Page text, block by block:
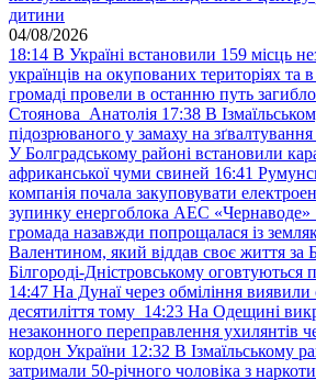
дитини
04/08/2026
18:14 В Україні встановили 159 місць
українців на окупованих територіях та
громаді провели в останню путь
Стоянова Анатолія 17:38 В
підозрюваного у замаху на
У Болградському районі встановили
африканської чуми свиней 16:41
компанія почала закуповувати
зупинку енергоблока АЕС «Чернаводе»
громада назавжди попрощалася із
Валентином, який віддав своє життя за
Білгороді-Дністровському оговтуються
14:47 На Дунаї через обміління
десятиліття тому 14:23 На Одещині
незаконного переправлення ухилянтів
кордон України 12:32 В Ізмаїльському
затримали 50-річного чоловіка з